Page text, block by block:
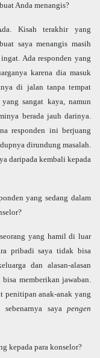
Anda menangis?
Kisah terakhir yang
saya menangis masih
Ada responden yang
karena dia masuk
di jalan tanpa tempat
sangat kaya, namun
berada jauh darinya.
responden ini berjuang
dirundung masalah.
daripada kembali kepada
yang sedang dalam
yang hamil di luar
pribadi saya tidak bisa
dan alasan-alasan
memberikan jawaban.
penitipan anak-anak yang
saya pengen
kepada para konselor?